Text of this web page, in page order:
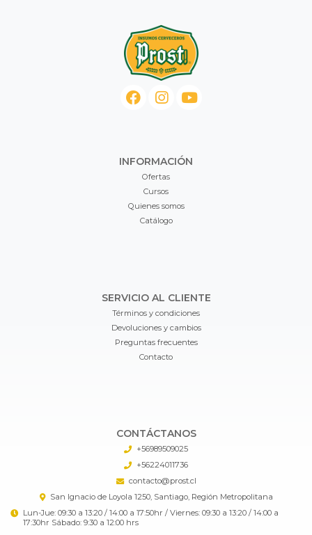
INFORMACIÓN
Ofertas
Cursos
Quienes somos
Catálogo
SERVICIO AL CLIENTE
Términos y condiciones
Devoluciones y cambios
Preguntas frecuentes
Contacto
CONTÁCTANOS
+56989509025
+56224011736
contacto@prost.cl
San Ignacio de Loyola 1250, Santiago, Región Metropolitana
Lun-Jue: 09:30 a 13:20 / 14:00 a 17:50hr / Viernes: 09:30 a 13:20 / 14:00 a
17:30hr Sábado: 9:30 a 12:00 hrs